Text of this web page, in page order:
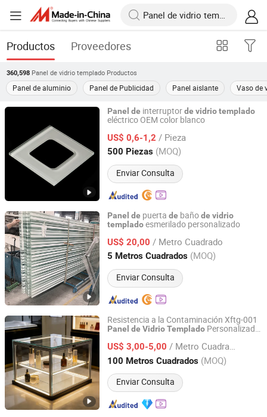
Productos Proveedores
360,598 Panel de vidrio templado Productos
Panel de aluminio Panel de Publicidad Panel aislante Vaso de
Panel de interruptorde vidriotemplado
eléctrico OEM color blanco
US$ 0,6-1,2 / Pieza
500 Piezas (MOQ)
Enviar Consulta
Ningbo Easting Tech Co., Ltd.
Zhejiang, China Desde 2021
Panel de puerta de bañode vidrio
templadoesmerilado personalizado
US$ 20,00 / Metro Cuadrado
5 Metros Cuadrados (MOQ)
Enviar Consulta
Jiangmen Bolipai Glass Products Co., Ltd.
Guangdong, China Desde 2013
Resistencia a la Contaminación Xftg-001
Panel de VidrioTemplado Personalizado
Ducha
US$ 3,00-5,00 / Metro Cuadrado
100 Metros Cuadrados (MOQ)
Enviar Consulta
Jinhua Xinfu Glass Co., Ltd.
Zhejiang, China Desde 2026